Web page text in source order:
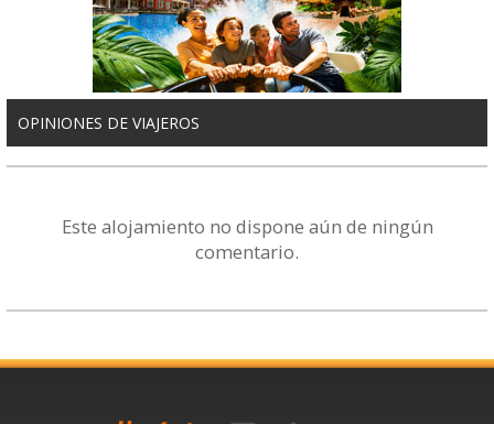
OPINIONES DE VIAJEROS
Este alojamiento no dispone aún de ningún
comentario.